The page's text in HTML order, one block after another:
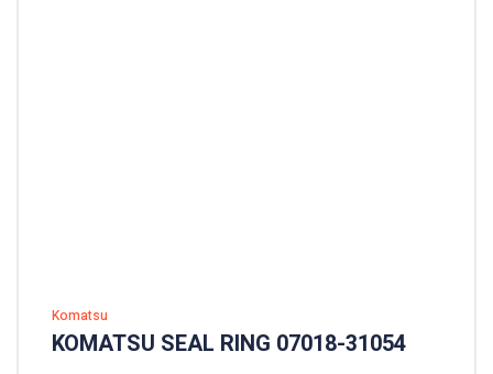
Komatsu
KOMATSU SEAL RING 07018-31054